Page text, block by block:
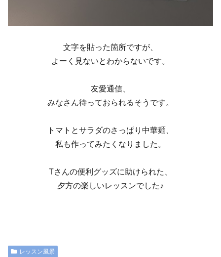
文字を貼った箇所ですが、
よーく見ないとわからないです。
友愛通信、
みなさん待っておられるそうです。
トマトとサラダのさっぱり中華麺、
私も作ってみたくなりました。
Tさんの便利グッズに助けられた、
夕方の楽しいレッスンでした♪
レッスン風景